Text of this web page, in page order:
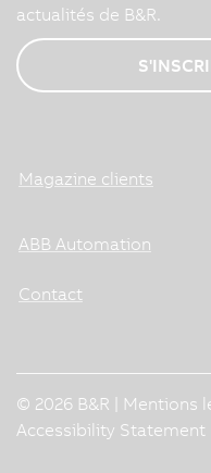
actualités de B&R.
Magazine clients
ABB Automation
Contact
© 2026 B&R | Mentions
Accessibility Statement